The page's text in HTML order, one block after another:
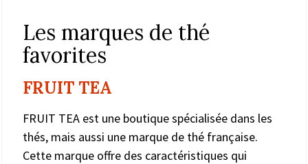
Les marques de thé
favorites
FRUIT TEA
FRUIT TEA est une boutique spécialisée dans les
thés, mais aussi une marque de thé française.
Cette marque offre des caractéristiques qui